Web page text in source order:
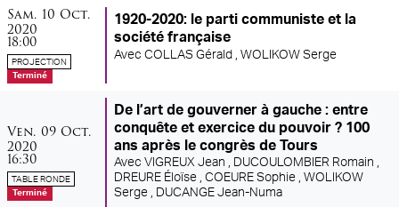
samedi
Sam. 10 octobre
Oct.
2020
18:00
PROJECTION
Terminé
1920-2020: le parti communiste et la
société française
Avec COLLAS Gérald , WOLIKOW Serge
vendredi
Ven. 09 octobre
Oct.
2020
16:30
TABLE RONDE
Terminé
De l’art de gouverner à gauche : entre
conquête et exercice du pouvoir ? 100
ans après le congrès de Tours
Avec VIGREUX Jean , DUCOULOMBIER Romain ,
DREURE Éloïse , COEURE Sophie , WOLIKOW
Serge , DUCANGE Jean-Numa